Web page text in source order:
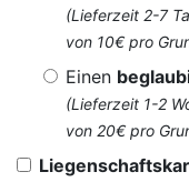
(Lieferzeit 2-7
von 10€ pro
Einen
(Lieferzeit 1-2
von 20€ pro